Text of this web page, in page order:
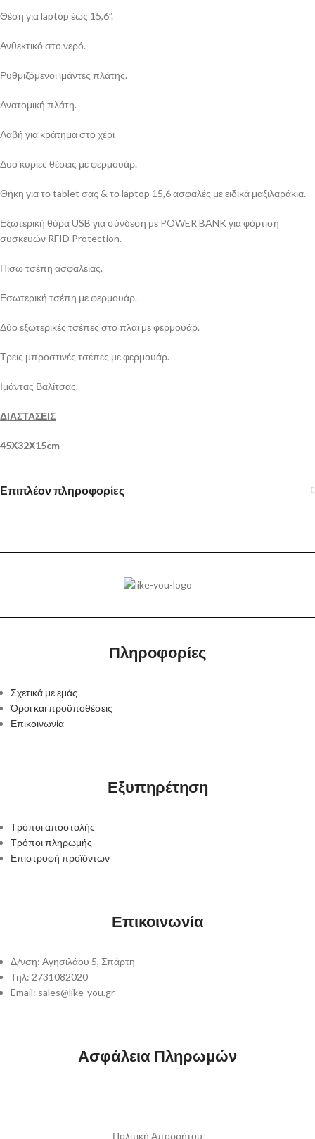
Θέση για laptop έως 15,6”.
Ανθεκτικό στο νερό.
Ρυθμιζόμενοι ιμάντες πλάτης.
Ανατομική πλάτη.
Λαβή για κράτημα στο χέρι
Δυο κύριες θέσεις με φερμουάρ.
Θήκη για το tablet σας & το laptop 15,6 ασφαλές με ειδικά μαξιλαράκια.
Εξωτερική θύρα USB για σύνδεση με POWER BANK για φόρτιση
συσκευών RFID Protection.
Πίσω τσέπη ασφαλείας.
Εσωτερική τσέπη με φερμουάρ.
Δύο εξωτερικές τσέπες στο πλαι με φερμουάρ.
Τρεις μπροστινές τσέπες με φερμουάρ.
Ιμάντας Βαλίτσας.
ΔΙΑΣΤΑΣΕΙΣ
45Χ32Χ15cm
Επιπλέον πληροφορίες
Πληροφορίες
Σχετικά με εμάς
Όροι και προϋποθέσεις
Επικοινωνία
Εξυπηρέτηση
Τρόποι αποστολής
Τρόποι πληρωμής
Επιστροφή προϊόντων
Επικοινωνία
Δ/νση: Αγησιλάου 5, Σπάρτη
Τηλ: 2731082020
Email: sales@like-you.gr
Ασφάλεια Πληρωμών
Πολιτική Απορρήτου